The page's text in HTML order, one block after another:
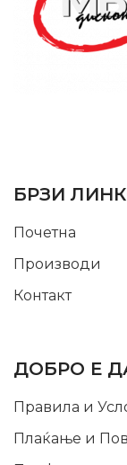
БРЗИ
Почетна
Производи
Контакт
ДОБРО Е
Правила и
Плаќање и